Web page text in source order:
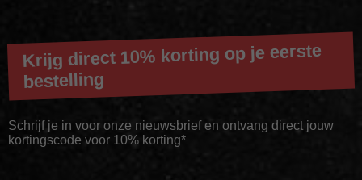
Krijg direct 10% korting op je eerste
bestelling
Schrijf je in voor onze nieuwsbrief en ontvang direct jouw
kortingscode voor 10% korting*